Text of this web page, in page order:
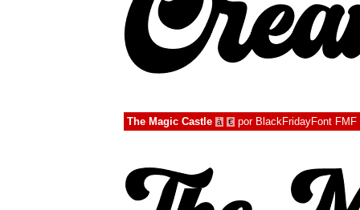
The Magic Castle à € por BlackFridayFont FMF